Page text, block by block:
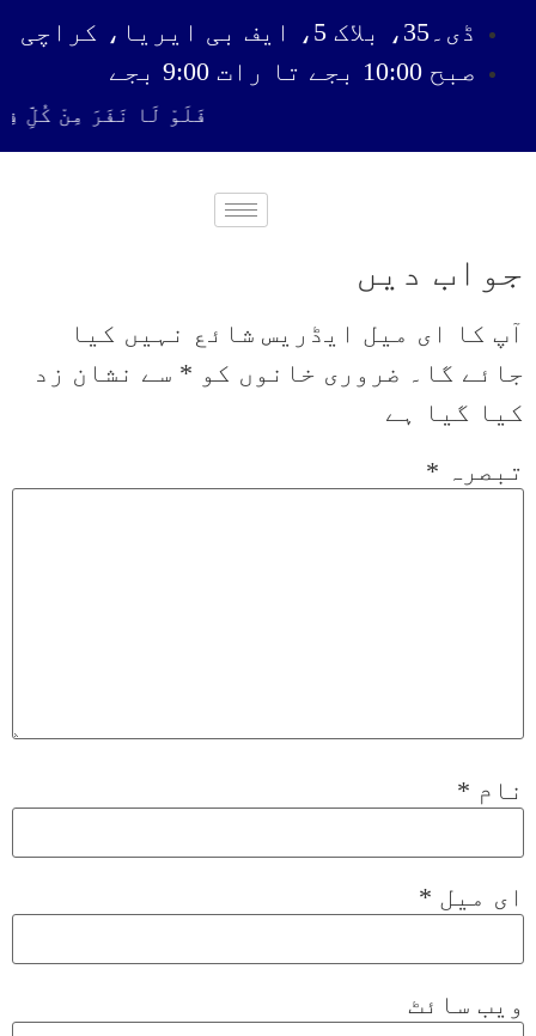
ڈی۔35، بلاک 5، ایف بی ایریا، کراچی
صبح 10:00 بجے تا رات 9:00 بجے
فَلَوْ لَا نَفَرَ مِنْ كُلِّ
جواب دیں
آپ کا ای میل ایڈریس شائع نہیں کیا
جائے گا۔ ضروری خانوں کو * سے نشان زد
کیا گیا ہے
تبصرہ *
نام *
ای میل *
ویب‌ سائٹ